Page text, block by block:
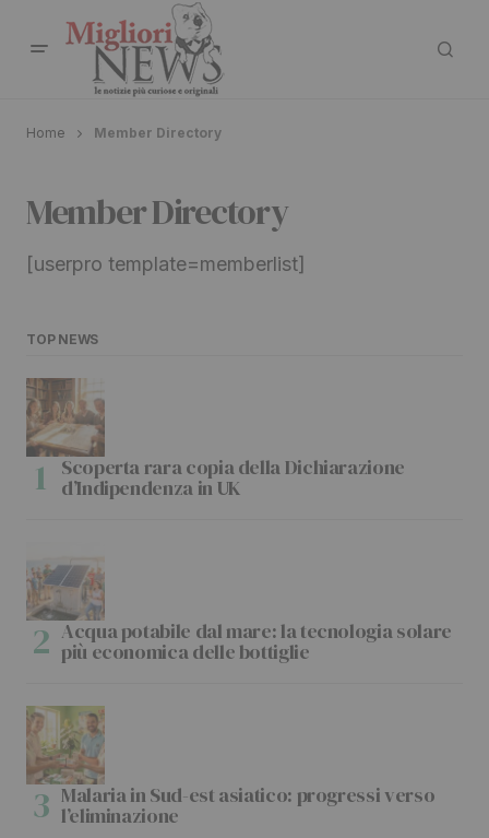
Home Member Directory
Member Directory
[userpro template=memberlist]
TOP NEWS
Scoperta rara copia della Dichiarazione
d’Indipendenza in UK
Acqua potabile dal mare: la tecnologia solare
più economica delle bottiglie
Malaria in Sud-est asiatico: progressi verso
l’eliminazione